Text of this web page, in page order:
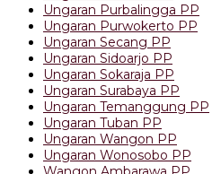
Ungaran Purbalingga PP
Ungaran Purwokerto PP
Ungaran Secang PP
Ungaran Sidoarjo PP
Ungaran Sokaraja PP
Ungaran Surabaya PP
Ungaran Temanggung PP
Ungaran Tuban PP
Ungaran Wangon PP
Ungaran Wonosobo PP